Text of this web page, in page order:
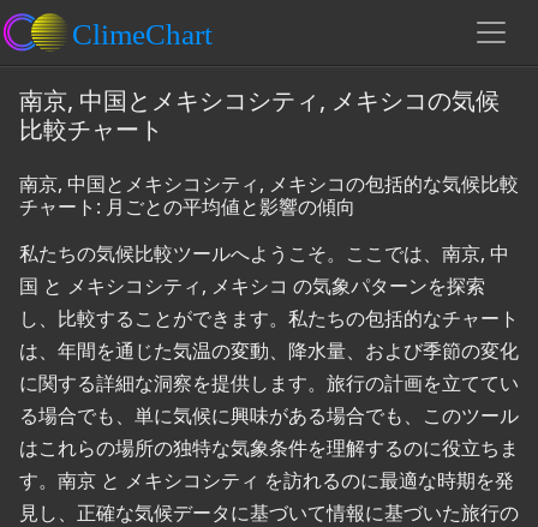
南京, 中国とメキシコシティ, メキシコの気候
比較チャート
南京, 中国とメキシコシティ, メキシコの包括的な気候比較
チャート: 月ごとの平均値と影響の傾向
私たちの気候比較ツールへようこそ。ここでは、南京, 中
国 と メキシコシティ, メキシコ の気象パターンを探索
し、比較することができます。私たちの包括的なチャート
は、年間を通じた気温の変動、降水量、および季節の変化
に関する詳細な洞察を提供します。旅行の計画を立ててい
る場合でも、単に気候に興味がある場合でも、このツール
はこれらの場所の独特な気象条件を理解するのに役立ちま
す。南京 と メキシコシティ を訪れるのに最適な時期を発
見し、正確な気候データに基づいて情報に基づいた旅行の